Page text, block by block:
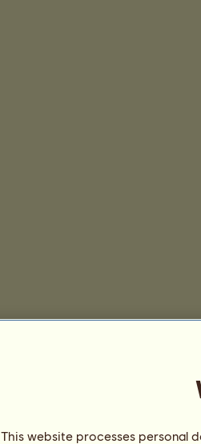
This website processes personal